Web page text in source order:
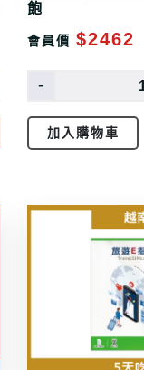
飽
會員價 $2462
-
加入購物車